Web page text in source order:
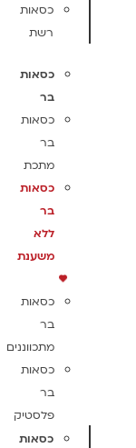
כסאות
רשת
כסאות
בר
כסאות
בר
מתכת
כסאות
בר
ללא
משענת
כסאות
בר
מתכווננים
כסאות
בר
פלסטיק
כסאות